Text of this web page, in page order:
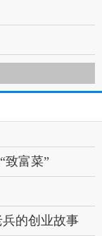
探望慰问老年
重阳”文艺汇
办 “竞”展风
赛成功举办
致富菜”
的创业故事